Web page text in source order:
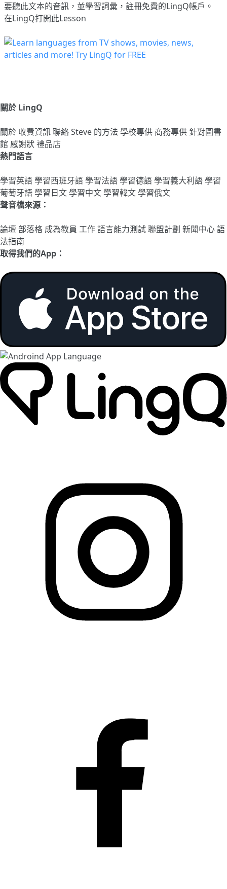
要聽此文本的音訊，並學習詞彙， 註冊免費的LingQ帳戶。
在LingQ打開此Lesson
關於 LingQ
關於 收費資訊聯絡Steve 的方法 學校專供 商務專供 針對圖書
館 感謝狀禮品店
熱門語言
學習英語學習西班牙語學習法語學習德語學習義大利語學習
葡萄牙語學習日文學習中文學習韓文學習俄文
聲音檔來源：
論壇部落格 成為教員 工作語言能力測試聯盟計劃 新聞中心語
法指南
取得我們的App：